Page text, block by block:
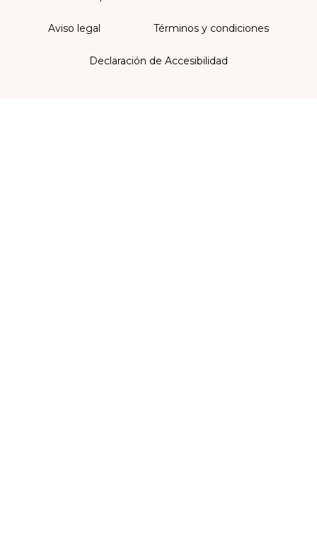
Aviso legal Términos y condiciones
Declaración de Accesibilidad